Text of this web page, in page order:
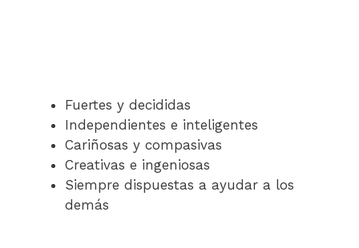
Fuertes y decididas
Independientes e inteligentes
Cariñosas y compasivas
Creativas e ingeniosas
Siempre dispuestas a ayudar a los
demás